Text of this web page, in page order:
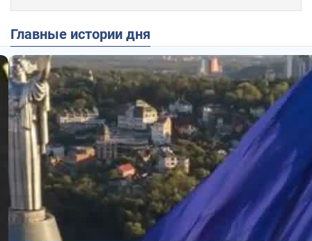
Главные истории дня